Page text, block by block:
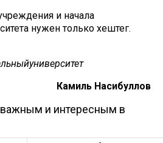
и начала
нужен только хештег.
Камиль Насибуллов
и интересным в